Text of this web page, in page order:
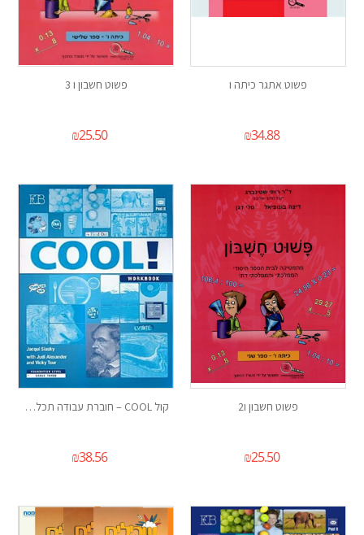
פשוט אתגר כיתה ו
₪34.88
פשוט חשבון ו 3
₪25.50
פשוט חשבון ו2
₪25.50
קול COOL – חוברת עבודה תכלת כיתה ו
₪38.56